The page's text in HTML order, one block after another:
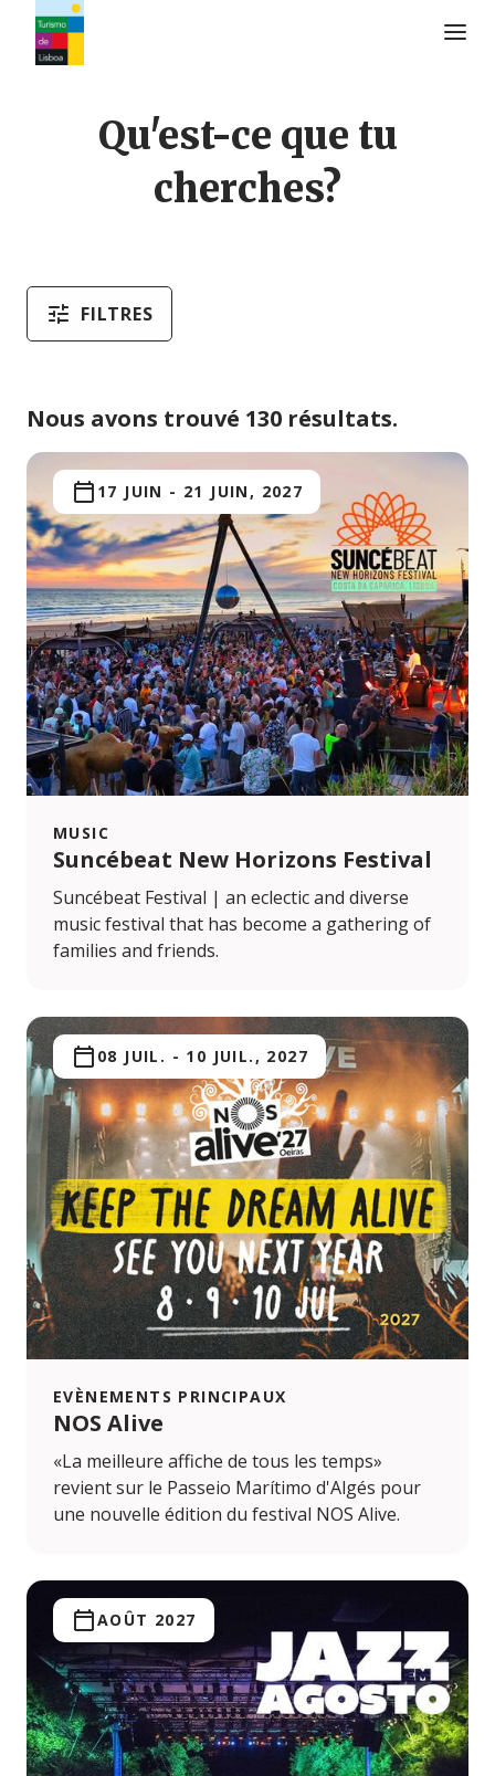
Qu'est-ce que tu
cherches?
FILTRES
Nous avons trouvé 130 résultats.
MUSIC
Suncébeat New Horizons Festival
17 JUIN - 21 JUIN, 2027
Suncébeat Festival | an eclectic and diverse
music festival that has become a gathering of
families and friends.
EVÈNEMENTS PRINCIPAUX
NOS Alive
08 JUIL. - 10 JUIL., 2027
«La meilleure affiche de tous les temps»
revient sur le Passeio Marítimo d'Algés pour
une nouvelle édition du festival NOS Alive.
AOÛT 2027